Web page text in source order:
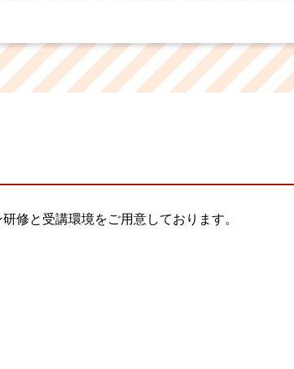
修と受講環境をご用意しております。